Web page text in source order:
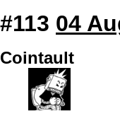
#113 04
Cointault